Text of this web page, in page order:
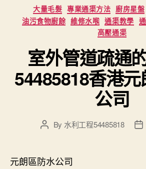
大量毛髮 專業通渠方法 廚房星盤
油污食物廚餘 維修水喉 通渠教學
高壓通渠
室外管道疏通
54485818香港
公司
PostBy 水利工程54485818
元朗區防水公司